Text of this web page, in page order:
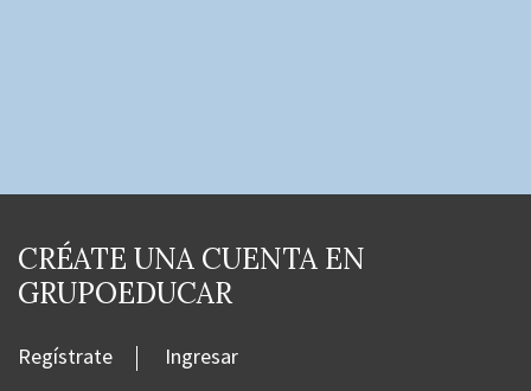
CRÉATE UNA CUENTA EN
GRUPOEDUCAR
Regístrate Ingresar